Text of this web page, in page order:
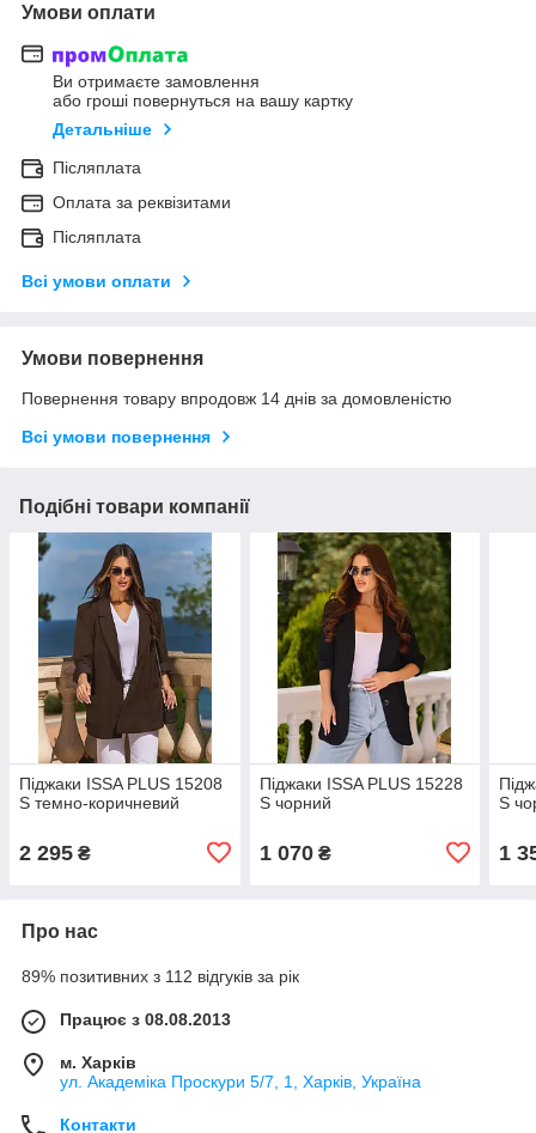
Умови оплати
Ви отримаєте замовлення
або гроші повернуться на вашу картку
Детальніше
Післяплата
Оплата за реквізитами
Післяплата
Всі умови оплати
Умови повернення
Повернення товару впродовж 14 днів за домовленістю
Всі умови повернення
Подібні товари компанії
Піджаки ISSA PLUS 15208
S темно-коричневий
2 295 ₴
Піджаки ISSA PLUS 15228
S чорний
1 070₴
S
1
Про нас
89% позитивних з 112 відгуків за рік
Працює з 08.08.2013
м. Харків
ул. Академіка Проскури 5/7, 1, Харків, Україна
Контакти